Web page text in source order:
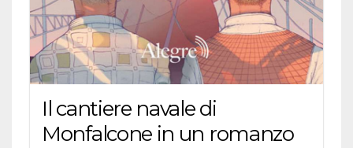
Il cantiere navale di
Monfalcone in un romanzo